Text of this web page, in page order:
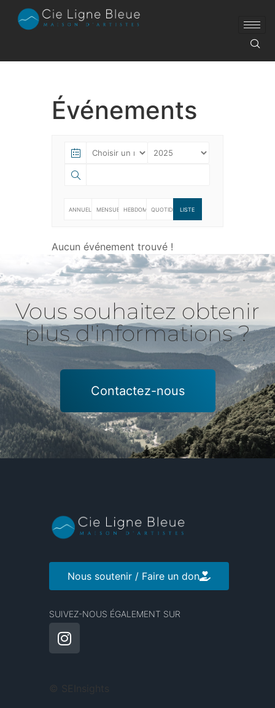
Événements
ANNUELLEMENSUELLEHEBDOMADAIREQUOTIDIENNELISTE
Aucun événement trouvé !
Vous souhaitez obtenir
plus d'informations ?
Contactez-nous
Nous soutenir / Faire un don
SUIVEZ-NOUS ÉGALEMENT SUR
© SEInsights